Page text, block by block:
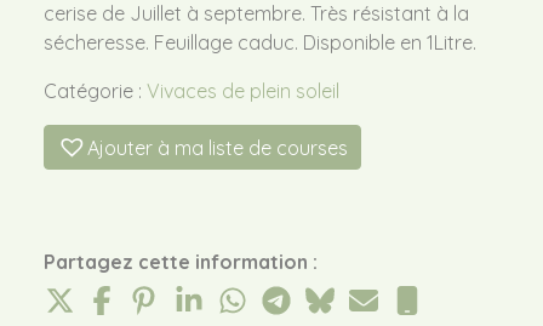
cerise de Juillet à septembre. Très résistant à la
sécheresse. Feuillage caduc. Disponible en 1Litre.
Catégorie : Vivaces de plein soleil
Ajouter à ma liste de courses
Partagez cette information :